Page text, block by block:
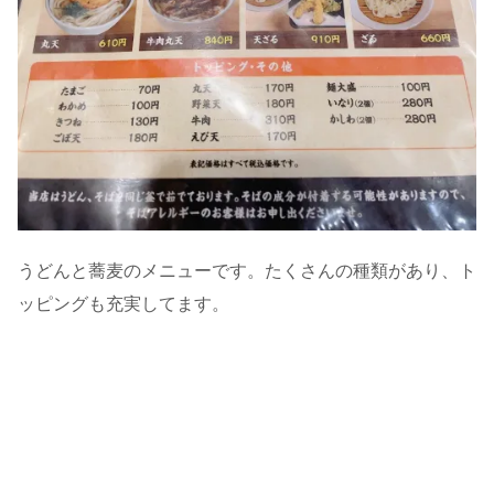
うどんと蕎麦のメニューです。たくさんの種類があり、ト
ッピングも充実してます。